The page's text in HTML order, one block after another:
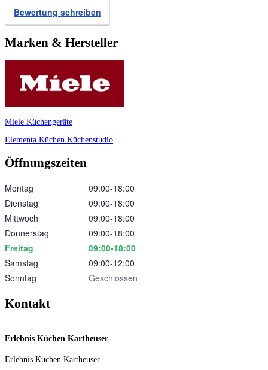
Bewertung schreiben
Marken & Hersteller
Miele Küchengeräte
Elementa Küchen Küchenstudio
Öffnungszeiten
Montag
09:00‑18:00
Dienstag
09:00‑18:00
Mittwoch
09:00‑18:00
Donnerstag
09:00‑18:00
Freitag
09:00‑18:00
Samstag
09:00‑12:00
Sonntag
Geschlossen
Kontakt
Erlebnis Küchen Kartheuser
Erlebnis Küchen Kartheuser